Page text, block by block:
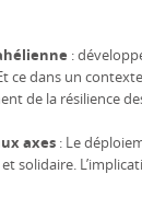
:
dans un
de la résilience
axes: Le
solidaire.